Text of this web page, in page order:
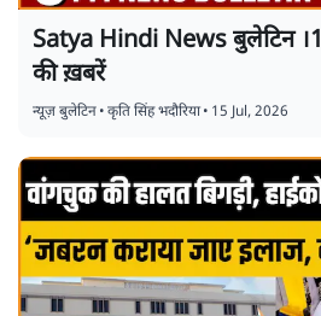
Satya Hindi News बुलेटिन
की ख़बरें
न्यूज़ बुलेटिन•कृति सिंह भदौरिया• 15 Jul, 2026